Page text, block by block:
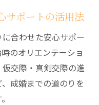
サポートの活用法
合わせた安心サポー
のオリエンテーショ
交際・真剣交際の進
成婚までの道のりを